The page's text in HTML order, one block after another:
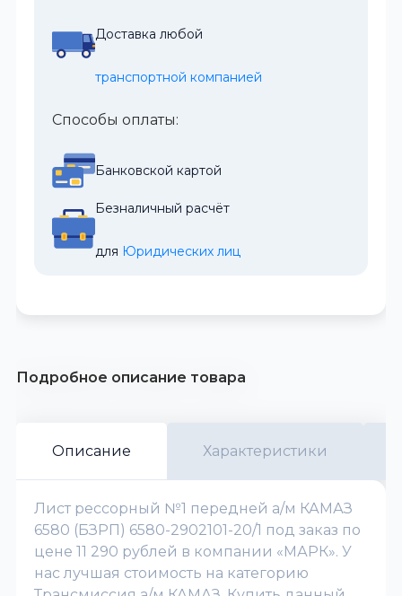
Доставка любой
транспортной компанией
Способы оплаты:
Банковской картой
Безналичный расчёт
для Юридических лиц
Подробное описание товара
Описание Характеристики
Лист рессорный №1 передней а/м КАМАЗ
6580 (БЗРП) 6580-2902101-20/1 под заказ по
цене 11 290 рублей в компании «МАРК». У
нас лучшая стоимость на категорию